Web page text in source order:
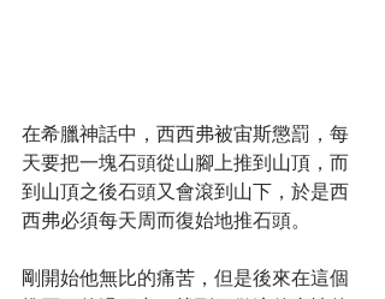
在希臘神話中，西西弗被宙斯懲罰，每
天要把一塊石頭從山腳上推到山頂，而
到山頂之後石頭又會滾到山下，於是西
西弗必須每天周而復始地推石頭。
剛開始他無比的痛苦，但是後來在這個